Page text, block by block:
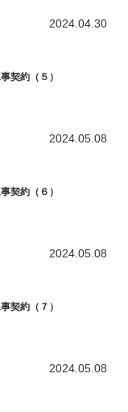
2024.04.30
契約（５）
2024.05.08
契約（６）
2024.05.08
契約（７）
2024.05.08